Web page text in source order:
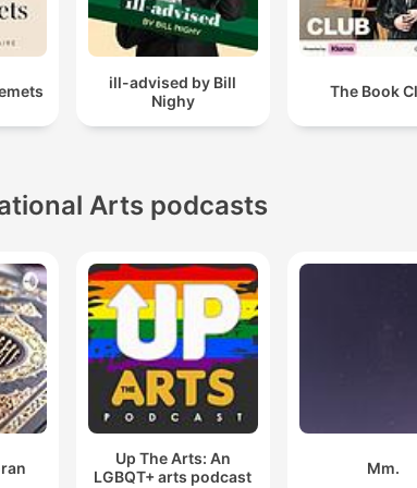
ill-advised by Bill
Nighy
The Book
Arts podcasts
Up The Arts: An
LGBQT+ arts podcast
Mm.